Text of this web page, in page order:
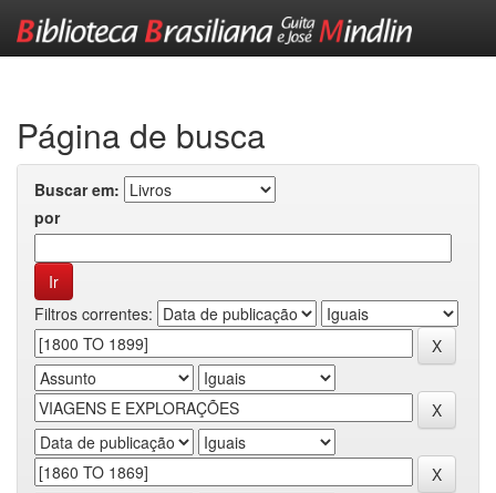
Página de busca
Buscar em:
por
Filtros correntes: